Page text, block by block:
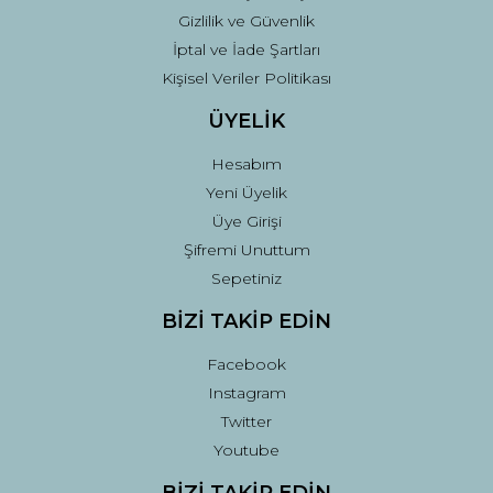
Gizlilik ve Güvenlik
İptal ve İade Şartları
Kişisel Veriler Politikası
ÜYELİK
Hesabım
Yeni Üyelik
Üye Girişi
Şifremi Unuttum
Sepetiniz
BİZİ TAKİP EDİN
Facebook
Instagram
Twitter
Youtube